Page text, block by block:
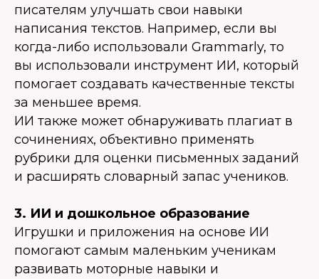
писателям улучшать свои навыки
написания текстов. Например, если вы
когда-либо использовали Grammarly, то
вы использовали инструмент ИИ, который
помогает создавать качественные тексты
за меньшее время.
ИИ также может обнаруживать плагиат в
сочинениях, объективно применять
рубрики для оценки письменных заданий
и расширять словарный запас учеников.
3. ИИ и дошкольное образование
Игрушки и приложения на основе ИИ
помогают самым маленьким ученикам
развивать моторные навыки и